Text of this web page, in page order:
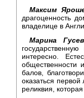
Максим
драгоценность
владелице в
Марина
интересно.
общественности
балов,
оказаться
реликвия,